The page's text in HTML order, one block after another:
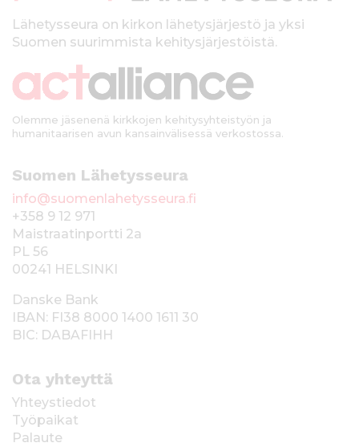
kLähetysseura on kirkon lähetysjärjestö ja yksi
Suomen suurimmista kehitysjärjestöistä.
Olemme jäsenenä kirkkojen kehitysyhteistyön ja
humanitaarisen avun kansainvälisessä verkostossa.
Suomen Lähetysseura
info@suomenlahetysseura.fi
+358 9 12 971
Maistraatinportti 2a
PL 56
00241 HELSINKI
Danske Bank
IBAN: FI38 8000 1400 1611 30
BIC: DABAFIHH
Ota yhteyttä
Yhteystiedot
Työpaikat
Palaute